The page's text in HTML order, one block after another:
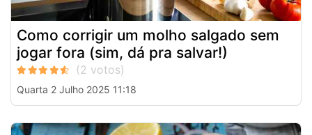
Como corrigir um molho salgado sem
jogar fora (sim, dá pra salvar!)
Quarta 2 Julho 2025 11:18